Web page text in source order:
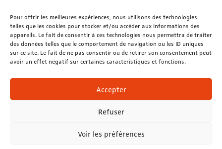
Pour offrir les meilleures expériences, nous utilisons des technologies
telles que les cookies pour stocker et/ou accéder aux informations des
appareils. Le fait de consentir à ces technologies nous permettra de traiter
des données telles que le comportement de navigation ou les ID uniques
sur ce site. Le fait de ne pas consentir ou de retirer son consentement peut
avoir un effet négatif sur certaines caractéristiques et fonctions.
Accepter
Refuser
Voir les préférences
Dimanche: 11h - 00h
04 77 32 32 01